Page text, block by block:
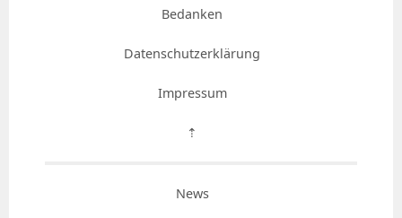
Bedanken
Datenschutzerklärung
Impressum
⇡
News